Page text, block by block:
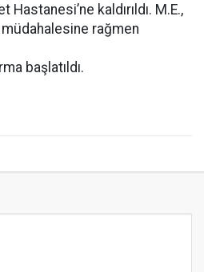
Hastanesi’ne kaldırıldı. M.E.,
rağmen
başlatıldı.